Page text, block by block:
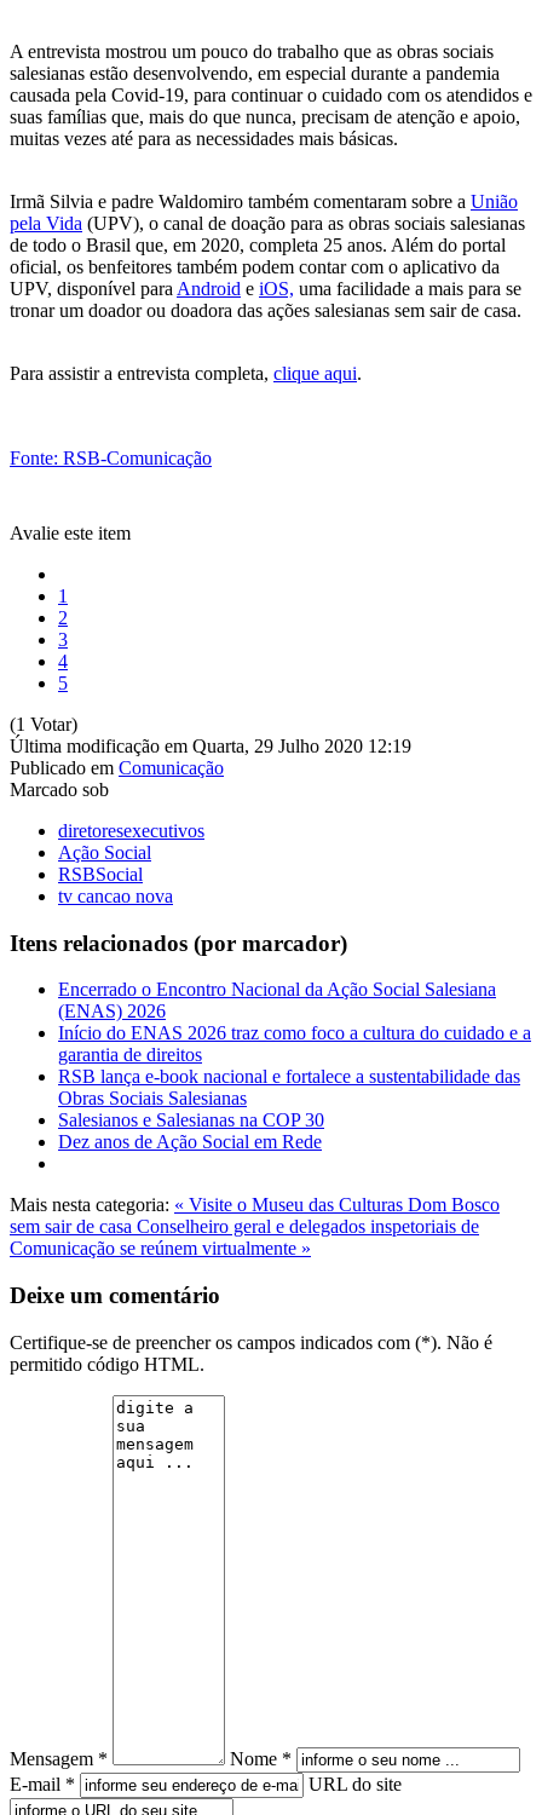
A entrevista mostrou um pouco do trabalho que as obras sociais
salesianas estão desenvolvendo, em especial durante a pandemia
causada pela Covid-19, para continuar o cuidado com os atendidos e
suas famílias que, mais do que nunca, precisam de atenção e apoio,
muitas vezes até para as necessidades mais básicas.
Irmã Silvia e padre Waldomiro também comentaram sobre a União
pela Vida (UPV), o canal de doação para as obras sociais salesianas
de todo o Brasil que, em 2020, completa 25 anos. Além do portal
oficial, os benfeitores também podem contar com o aplicativo da
UPV, disponível para Android e iOS, uma facilidade a mais para se
tronar um doador ou doadora das ações salesianas sem sair de casa.
Para assistir a entrevista completa, clique aqui.
Fonte: RSB-Comunicação
Avalie este item
1
2
3
4
5
(1 Votar)
Última modificação em Quarta, 29 Julho 2020 12:19
Publicado em Comunicação
Marcado sob
diretoresexecutivos
Ação Social
RSBSocial
tv cancao nova
Itens relacionados (por marcador)
Encerrado o Encontro Nacional da Ação Social Salesiana
(ENAS) 2026
Início do ENAS 2026 traz como foco a cultura do cuidado e a
garantia de direitos
RSB lança e-book nacional e fortalece a sustentabilidade das
Obras Sociais Salesianas
Salesianos e Salesianas na COP 30
Dez anos de Ação Social em Rede
Mais nesta categoria: « Visite o Museu das Culturas Dom Bosco
sem sair de casa Conselheiro geral e delegados inspetoriais de
Comunicação se reúnem virtualmente »
Deixe um comentário
Certifique-se de preencher os campos indicados com (*). Não é
permitido código HTML.
Mensagem *
Nome *
E-mail *
URL do site